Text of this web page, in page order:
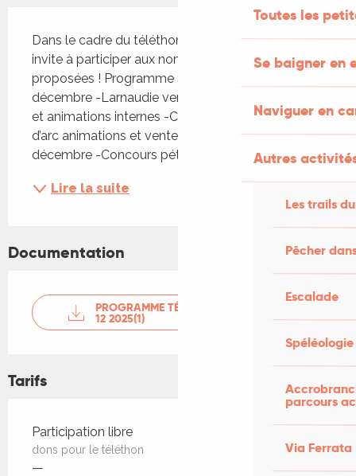
Toutes les
Se baigner en
Naviguer en
Autres
Les trails
Pêcher
Escalade
Spéléologie
parcours
Via Ferrata
Dans le cadre du téléthon, Afmtéléthon vous
invite à participer aux nombreuses animations
proposées ! Programme Semaine 01 au 05
décembre -Larnaudie vente de produits boutique
et animations internes -Collège et lycée Jeanne
d’arc animations et vente de produits Le 06
décembre -Concours pétanque au...
Lire la suite
Documentation
PROGRAMME TÉLÉTHON 2025 AU 04
12 2025(1)
Tarifs
Tarifs 2026
Participation libre
dons pour le téléthon
—